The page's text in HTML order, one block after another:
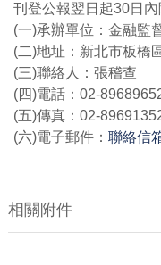
刊登公報翌日起30日內
(一)承辦單位：金融監
(二)地址：新北市板橋
(三)聯絡人：張稽查
(四)電話：02-
(五)傳真：02-
(六)電子郵件：聯絡信
相關附件